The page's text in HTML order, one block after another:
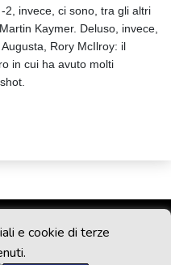
e cookie di terze
2, invece, ci sono, tra gli altri
Kaymer. Deluso, invece,
Rory McIlroy: il
in cui ha avuto molti